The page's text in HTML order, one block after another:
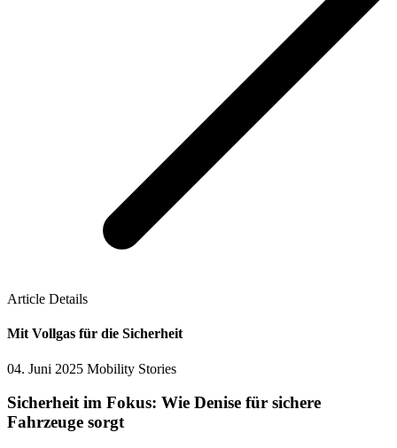
Article Details
Mit Vollgas für die Sicherheit
04. Juni 2025 Mobility Stories
Sicherheit im Fokus: Wie Denise für sichere
Fahrzeuge sorgt